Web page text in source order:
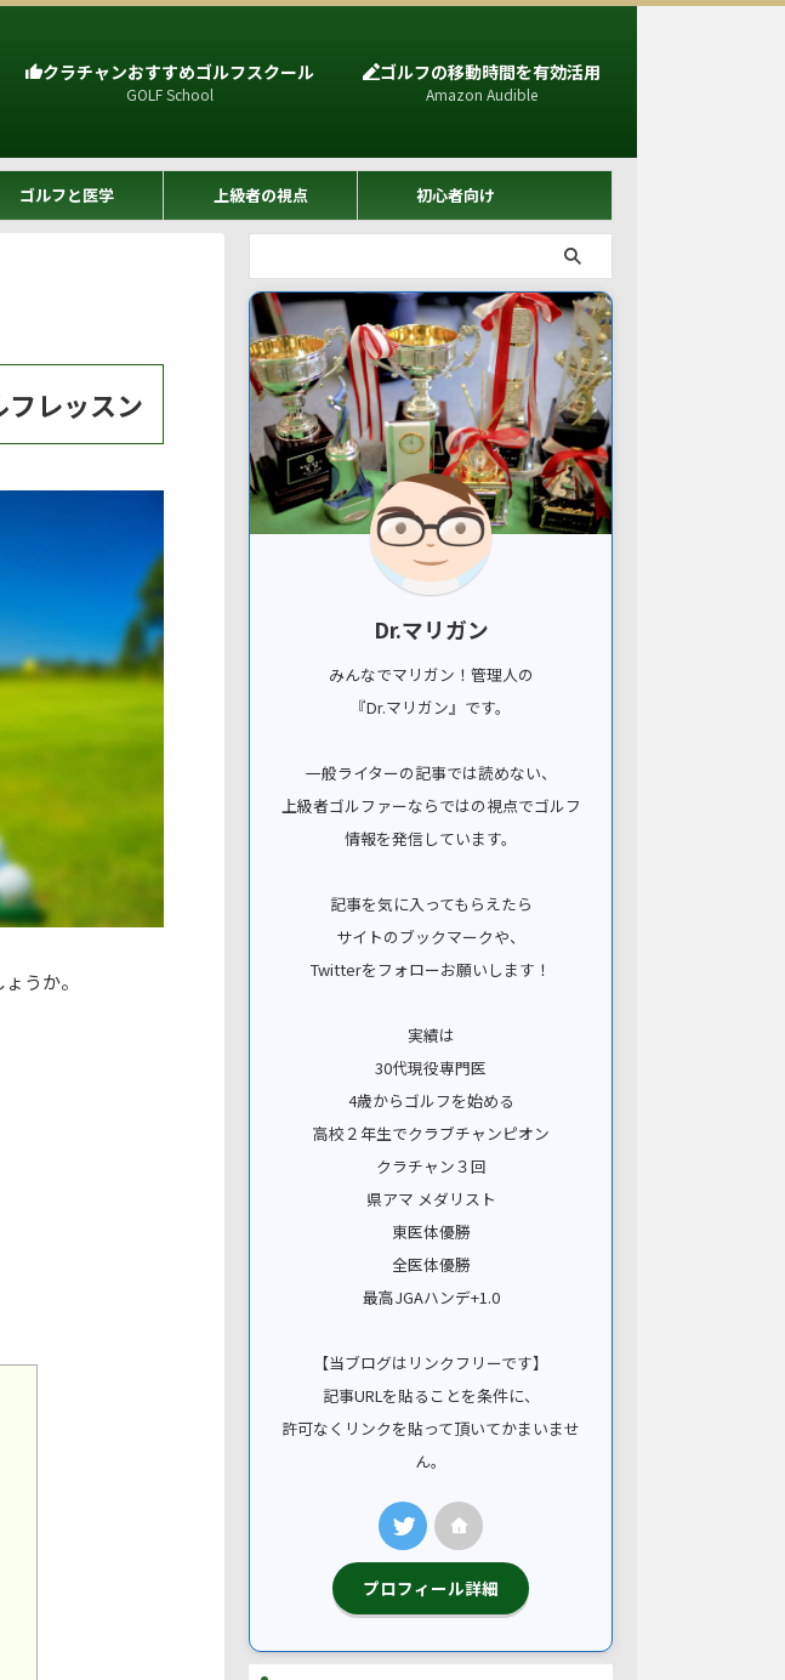
クラチャンおすすめゴルフスクール
GOLF School
ゴルフの移動時間を有効活用
Amazon Audible
ゴルフと医学 上級者の視点 初心者向け
レッスン
うか。
Dr.マリガン
みんなでマリガン！管理人の
『Dr.マリガン』です。
一般ライターの記事では読めない、
上級者ゴルファーならではの視点でゴルフ
情報を発信しています。
記事を気に入ってもらえたら
サイトのブックマークや、
Twitterをフォローお願いします！
実績は
30代現役専門医
4歳からゴルフを始める
高校２年生でクラブチャンピオン
クラチャン３回
県アマ メダリスト
東医体優勝
全医体優勝
最高JGAハンデ+1.0
【当ブログはリンクフリーです】
記事URLを貼ることを条件に、
許可なくリンクを貼って頂いてかまいませ
ん。
プロフィール詳細